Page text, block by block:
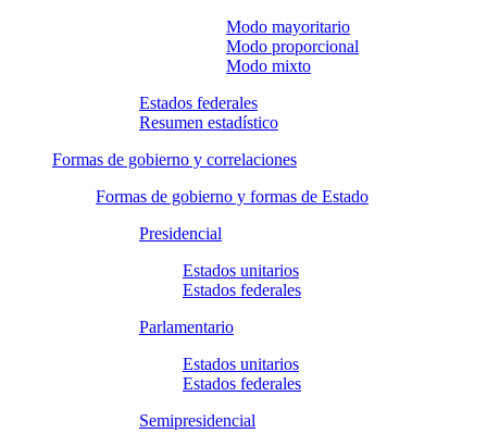
Modo mayoritario
Modo proporcional
Modo mixto
Estados federales
Resumen estadístico
Formas de gobierno y correlaciones
Formas de gobierno y formas de Estado
Presidencial
Estados unitarios
Estados federales
Parlamentario
Estados unitarios
Estados federales
Semipresidencial